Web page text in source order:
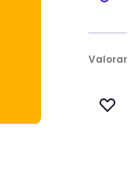
Valorar